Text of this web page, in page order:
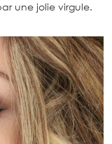
une jolie virgule.